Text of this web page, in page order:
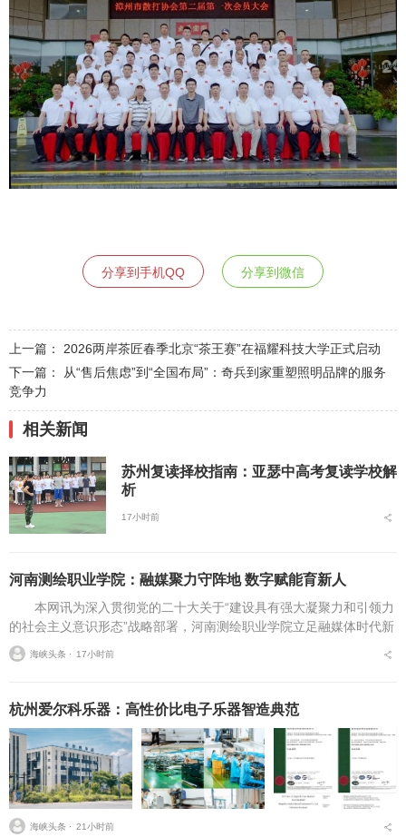
分享到手机QQ 分享到微信
上一篇： 2026两岸茶匠春季北京“茶王赛”在福耀科技大学正式启动
下一篇：
从“售后焦虑”到“全国布局”：奇兵到家重塑照明品牌的服务
竞争力
相关新闻
苏州复读择校指南：亚瑟中高考复读学校解
析
17小时前
河南测绘职业学院：融媒聚力守阵地 数字赋能育新人
本网讯为深入贯彻党的二十大关于“建设具有强大凝聚力和引领力
的社会主义意识形态”战略部署，河南测绘职业学院立足融媒体时代新
挑战，扎实推进在风险研判、机制创新、技术赋能、实践育人等方面
的路径分析与研...
海峡头条 ⋅ 17小时前
杭州爱尔科乐器：高性价比电子乐器智造典范
海峡头条 ⋅ 21小时前